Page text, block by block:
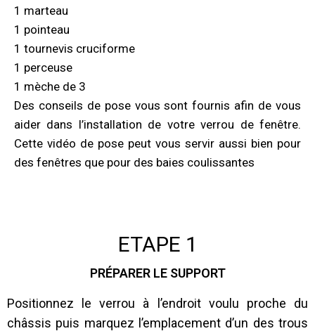
1 marteau
1 pointeau
1 tournevis cruciforme
1 perceuse
1 mèche de 3
Des conseils de pose vous sont fournis afin de vous
aider dans l’installation de votre verrou de fenêtre.
Cette vidéo de pose peut vous servir aussi bien pour
des fenêtres que pour des baies coulissantes
ETAPE 1
PRÉPARER LE SUPPORT
Positionnez le verrou à l’endroit voulu proche du
châssis puis marquez l’emplacement d’un des trous